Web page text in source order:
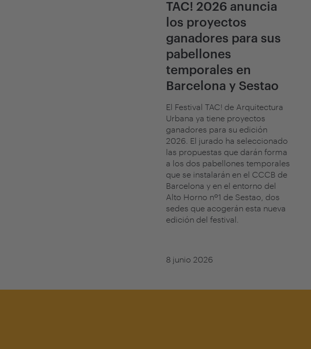
TAC! 2026 anuncia
los proyectos
ganadores para sus
pabellones
temporales en
Barcelona y Sestao
El Festival TAC! de Arquitectura
Urbana ya tiene proyectos
ganadores para su edición
2026. El jurado ha seleccionado
las propuestas que darán forma
a los dos pabellones temporales
que se instalarán en el CCCB de
Barcelona y en el entorno del
Alto Horno nº1 de Sestao, dos
sedes que acogerán esta nueva
edición del festival.
8 junio 2026